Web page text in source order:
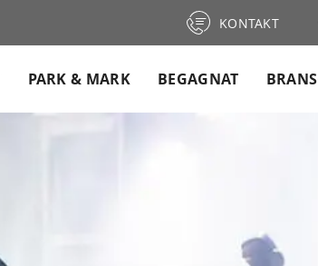
KONTAKT
PARK & MARK BEGAGNAT